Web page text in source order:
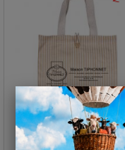
Sac coton panama
personnalisable